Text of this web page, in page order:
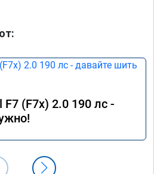
(F7x) 2.0 190 лс -